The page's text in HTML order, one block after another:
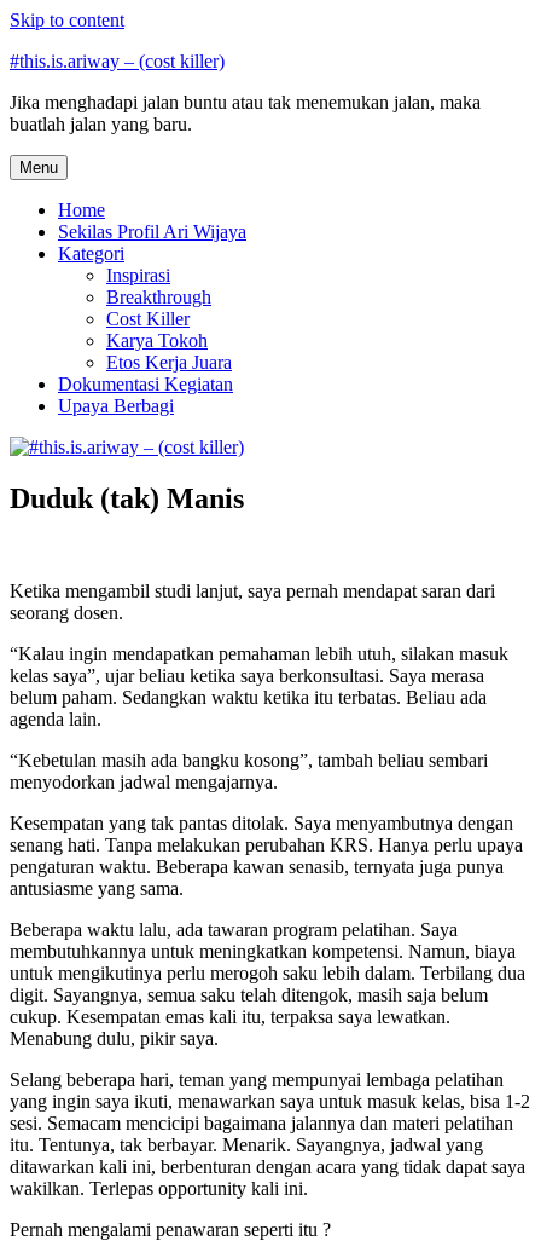
Skip to content
#this.is.ariway – (cost killer)
Jika menghadapi jalan buntu atau tak menemukan jalan, maka
buatlah jalan yang baru.
Menu
Home
Sekilas Profil Ari Wijaya
Kategori
Inspirasi
Breakthrough
Cost Killer
Karya Tokoh
Etos Kerja Juara
Dokumentasi Kegiatan
Upaya Berbagi
Duduk (tak) Manis
Ketika mengambil studi lanjut, saya pernah mendapat saran dari
seorang dosen.
“Kalau ingin mendapatkan pemahaman lebih utuh, silakan masuk
kelas saya”, ujar beliau ketika saya berkonsultasi. Saya merasa
belum paham. Sedangkan waktu ketika itu terbatas. Beliau ada
agenda lain.
“Kebetulan masih ada bangku kosong”, tambah beliau sembari
menyodorkan jadwal mengajarnya.
Kesempatan yang tak pantas ditolak. Saya menyambutnya dengan
senang hati. Tanpa melakukan perubahan KRS. Hanya perlu upaya
pengaturan waktu. Beberapa kawan senasib, ternyata juga punya
antusiasme yang sama.
Beberapa waktu lalu, ada tawaran program pelatihan. Saya
membutuhkannya untuk meningkatkan kompetensi. Namun, biaya
untuk mengikutinya perlu merogoh saku lebih dalam. Terbilang dua
digit. Sayangnya, semua saku telah ditengok, masih saja belum
cukup. Kesempatan emas kali itu, terpaksa saya lewatkan.
Menabung dulu, pikir saya.
Selang beberapa hari, teman yang mempunyai lembaga pelatihan
yang ingin saya ikuti, menawarkan saya untuk masuk kelas, bisa 1-2
sesi. Semacam mencicipi bagaimana jalannya dan materi pelatihan
itu. Tentunya, tak berbayar. Menarik. Sayangnya, jadwal yang
ditawarkan kali ini, berbenturan dengan acara yang tidak dapat saya
wakilkan. Terlepas opportunity kali ini.
Pernah mengalami penawaran seperti itu ?